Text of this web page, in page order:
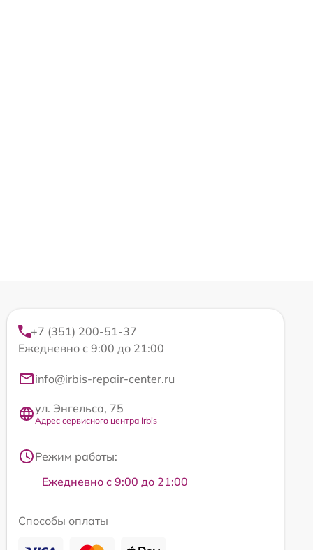
+7 (351) 200-51-37
Ежедневно с 9:00 до 21:00
info@irbis-repair-center.ru
ул. Энгельса, 75
Адрес сервисного центра Irbis
Режим работы:
Ежедневно с 9:00 до 21:00
Способы оплаты